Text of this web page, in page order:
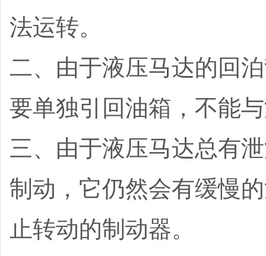
法运转。
二、由于液压马达的回
要单独引回油箱，不能
三、由于液压马达总有
制动，它仍然会有缓慢
止转动的制动器。